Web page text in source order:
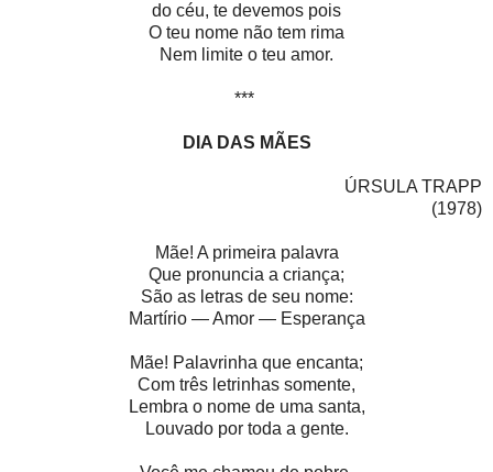
do céu, te devemos pois
O teu nome não tem rima
Nem limite o teu amor.
***
DIA DAS MÃES
ÚRSULA TRAPP
(1978)
Mãe! A primeira palavra
Que pronuncia a criança;
São as letras de seu nome:
Martírio — Amor — Esperança
Mãe! Palavrinha que encanta;
Com três letrinhas somente,
Lembra o nome de uma santa,
Louvado por toda a gente.